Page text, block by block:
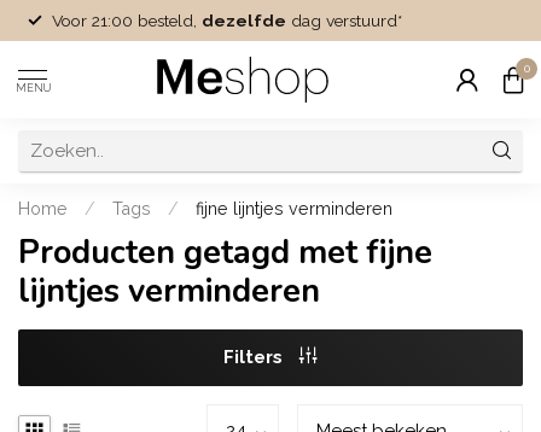
Voor 21:00 besteld, dezelfde dag verstuurd*
MENU
0
Home / Tags / fijne lijntjes verminderen
Producten getagd met fijne
lijntjes verminderen
Filters